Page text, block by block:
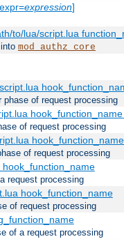
expression]
to/lua/script.lua
mod_authz_core
of request processing
of request processing
of request processing
request processing
hook_function_name
of request processing
of a request processing